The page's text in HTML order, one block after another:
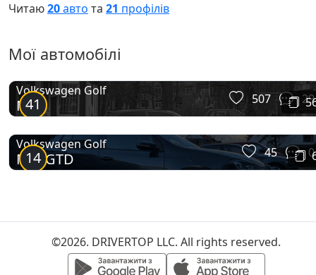
Читаю20авто та 21 профілів
Мої автомобілі
41
Volkswagen Golf
Mk4 507 29
14
Volkswagen Golf
MK6GTD 45 0
©2026. DRIVERTOP LLC. All rights reserved.